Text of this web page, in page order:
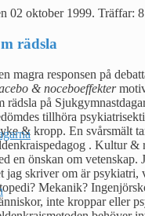
02 oktober 1999.Träffar:
rädsla
magra responsen på
& noceboeffekter
rädsla på
tillhöra
& kropp. En svårsmält
. Kultur &
en önskan om vetenskap.
jag skriver om är psykiatri,
Mekanik?
inte kroppar eller